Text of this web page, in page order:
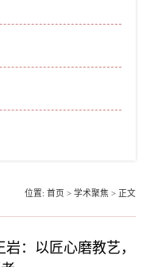
位置: 首页 > 学术聚焦 > 正文
：以匠心磨教艺，